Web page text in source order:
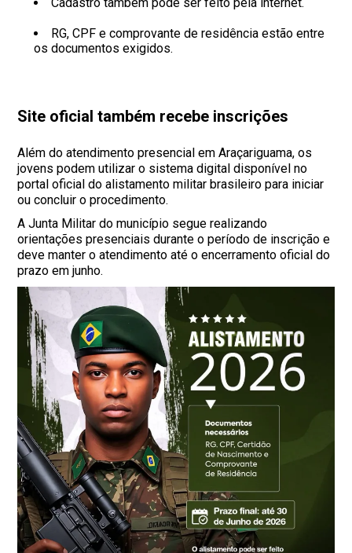
RG, CPF e comprovante de residência estão entre
os documentos exigidos.
Site oficial também recebe inscrições
Além do atendimento presencial em Araçariguama, os
jovens podem utilizar o sistema digital disponível no
portal oficial do alistamento militar brasileiro para iniciar
ou concluir o procedimento.
A Junta Militar do município segue realizando
orientações presenciais durante o período de inscrição e
deve manter o atendimento até o encerramento oficial do
prazo em junho.